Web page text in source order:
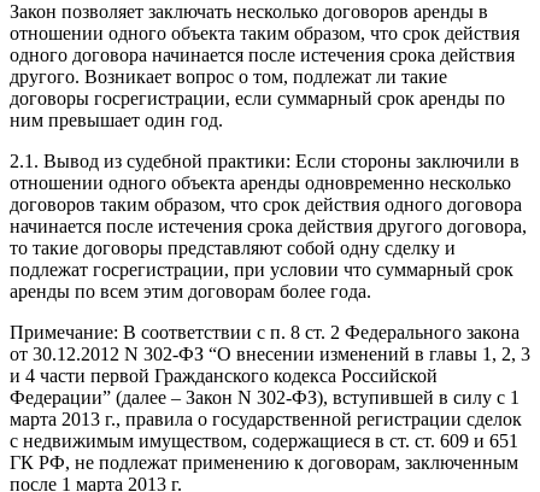
Закон позволяет заключать несколько договоров аренды в
отношении одного объекта таким образом, что срок действия
одного договора начинается после истечения срока действия
другого. Возникает вопрос о том, подлежат ли такие
договоры госрегистрации, если суммарный срок аренды по
ним превышает один год.
2.1. Вывод из судебной практики: Если стороны заключили в
отношении одного объекта аренды одновременно несколько
договоров таким образом, что срок действия одного договора
начинается после истечения срока действия другого договора,
то такие договоры представляют собой одну сделку и
подлежат госрегистрации, при условии что суммарный срок
аренды по всем этим договорам более года.
Примечание: В соответствии с п. 8 ст. 2 Федерального закона
от 30.12.2012 N 302-ФЗ “О внесении изменений в главы 1, 2, 3
и 4 части первой Гражданского кодекса Российской
Федерации” (далее – Закон N 302-ФЗ), вступившей в силу с 1
марта 2013 г., правила о государственной регистрации сделок
с недвижимым имуществом, содержащиеся в ст. ст. 609 и 651
ГК РФ, не подлежат применению к договорам, заключенным
после 1 марта 2013 г.